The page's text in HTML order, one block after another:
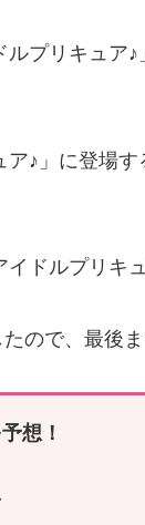
プリキュア
♪」に登場
ドルプリキ
ので、最後
想！